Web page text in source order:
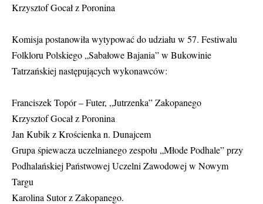
Krzysztof Gocał z Poronina
Komisja postanowiła wytypować do udziału w 57. Festiwalu
Folkloru Polskiego „Sabałowe Bajania” w Bukowinie
Tatrzańskiej następujących wykonawców:
Franciszek Topór – Futer, „Jutrzenka” Zakopanego
Krzysztof Gocał z Poronina
Jan Kubik z Krościenka n. Dunajcem
Grupa śpiewacza uczelnianego zespołu „Młode Podhale” przy
Podhalańskiej Państwowej Uczelni Zawodowej w Nowym
Targu
Karolina Sutor z Zakopanego.